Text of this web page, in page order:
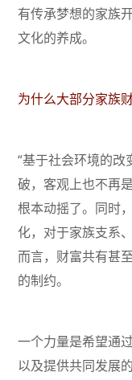
有传承梦想的家族
文化的养成。
为什么大部分家族
“基于社会环境的
破，客观上也不再
根本动摇了。同时
化，对于家族支系
而言，财富共有甚
的制约。
一个力量是希望通
以及提供共同发展